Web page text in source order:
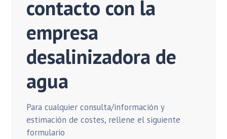
contacto con la
empresa
desalinizadora de
agua
Para cualquier consulta/información y
estimación de costes, rellene el siguiente
formulario